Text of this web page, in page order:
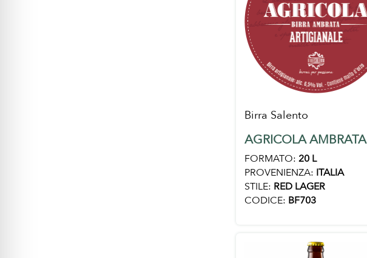
Birra Salento
AGRICOLA AMBRATA
FORMATO: 20 L
PROVENIENZA: ITALIA
STILE: RED LAGER
CODICE: BF703